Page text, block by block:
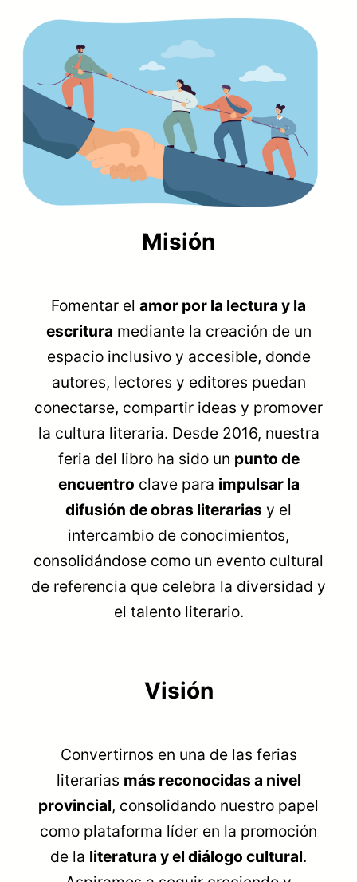
Misión
Fomentar el amor por la lectura y la
escritura mediante la creación de un
espacio inclusivo y accesible, donde
autores, lectores y editores puedan
conectarse, compartir ideas y promover
la cultura literaria. Desde 2016, nuestra
feria del libro ha sido un punto de
encuentro clave para impulsar la
difusión de obras literarias y el
intercambio de conocimientos,
consolidándose como un evento cultural
de referencia que celebra la diversidad y
el talento literario.
Visión
Convertirnos en una de las ferias
literarias más reconocidas a nivel
provincial, consolidando nuestro papel
como plataforma líder en la promoción
de la literatura y el diálogo cultural.